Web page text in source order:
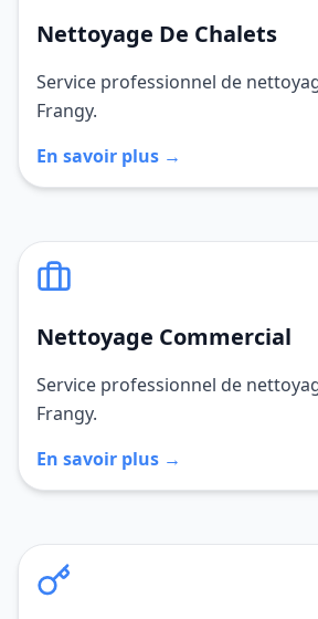
Nettoyage De Chalets
Service professionnel de
Frangy.
En savoir plus →
Nettoyage Commercial
Service professionnel de
Frangy.
En savoir plus →